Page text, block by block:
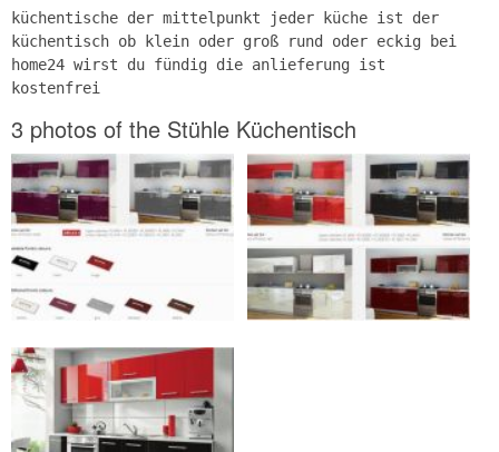
küchentische der mittelpunkt jeder küche ist der
küchentisch ob klein oder groß rund oder eckig bei
home24 wirst du fündig die anlieferung ist
kostenfrei
3 photos of the Stühle Küchentisch